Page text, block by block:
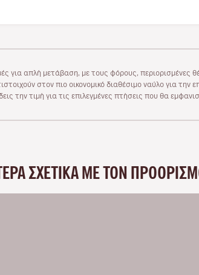
για απλή μετάβαση, με τους φόρους, περιορισμένες
στον πιο οικονομικό διαθέσιμο ναύλο για
την τιμή για τις επιλεγμένες πτήσεις που θα
ΣΧΕΤΙΚΆ ΜΕ ΤΟΝ